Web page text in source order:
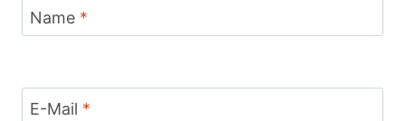
Name *
E-Mail *